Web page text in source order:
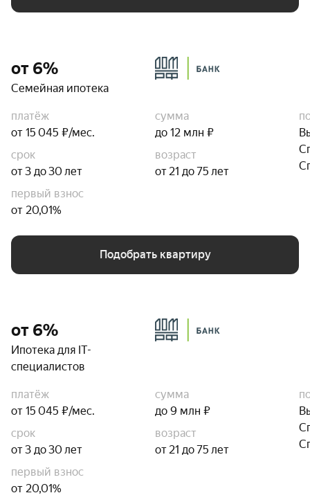
от 6%
Семейная ипотека
платёж
от 15 045 ₽/мес.
сумма
до 12 млн ₽
срок
от 3 до 30 лет
возраст
от 21 до 75 лет
первый взнос
от 20,01%
Подобрать квартиру
от 6%
Ипотека для IT-
специалистов
платёж
от 15 045 ₽/мес.
сумма
до 9 млн ₽
срок
от 3 до 30 лет
возраст
от 21 до 75 лет
первый взнос
от 20,01%